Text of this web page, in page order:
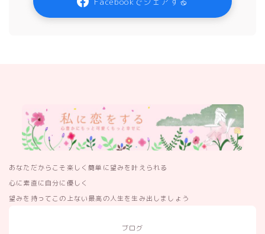
あなただからこそ楽しく簡単に望みを叶えられる
心に素直に自分に優しく
望みを持ってこの上ない最高の人生を生み出しましょう
ブログ